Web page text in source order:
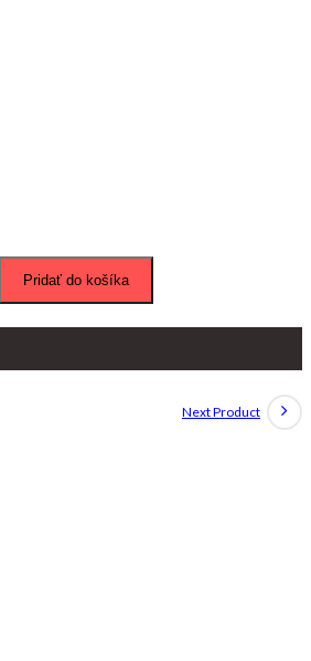
Pridať do košíka
Next Product